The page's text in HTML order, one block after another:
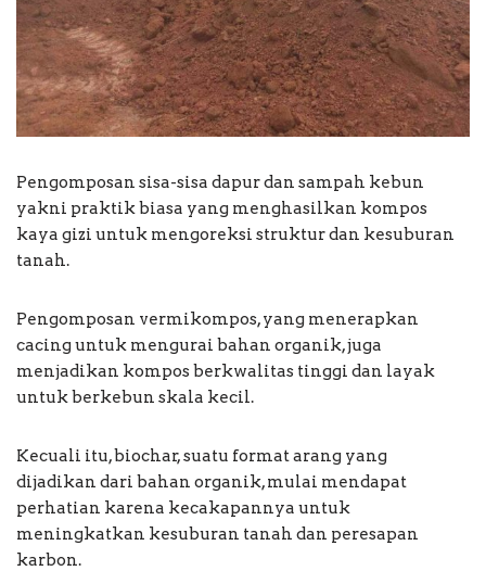
Pengomposan sisa-sisa dapur dan sampah kebun
yakni praktik biasa yang menghasilkan kompos
kaya gizi untuk mengoreksi struktur dan kesuburan
tanah.
Pengomposan vermikompos, yang menerapkan
cacing untuk mengurai bahan organik, juga
menjadikan kompos berkwalitas tinggi dan layak
untuk berkebun skala kecil.
Kecuali itu, biochar, suatu format arang yang
dijadikan dari bahan organik, mulai mendapat
perhatian karena kecakapannya untuk
meningkatkan kesuburan tanah dan peresapan
karbon.